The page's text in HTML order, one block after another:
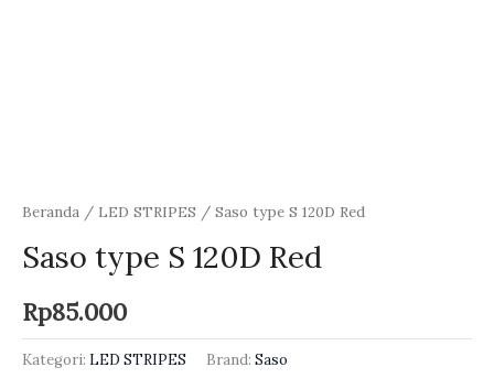
Beranda / LED STRIPES / Saso type S 120D Red
Saso type S 120D Red
Rp85.000
Kategori: LED STRIPES Brand: Saso